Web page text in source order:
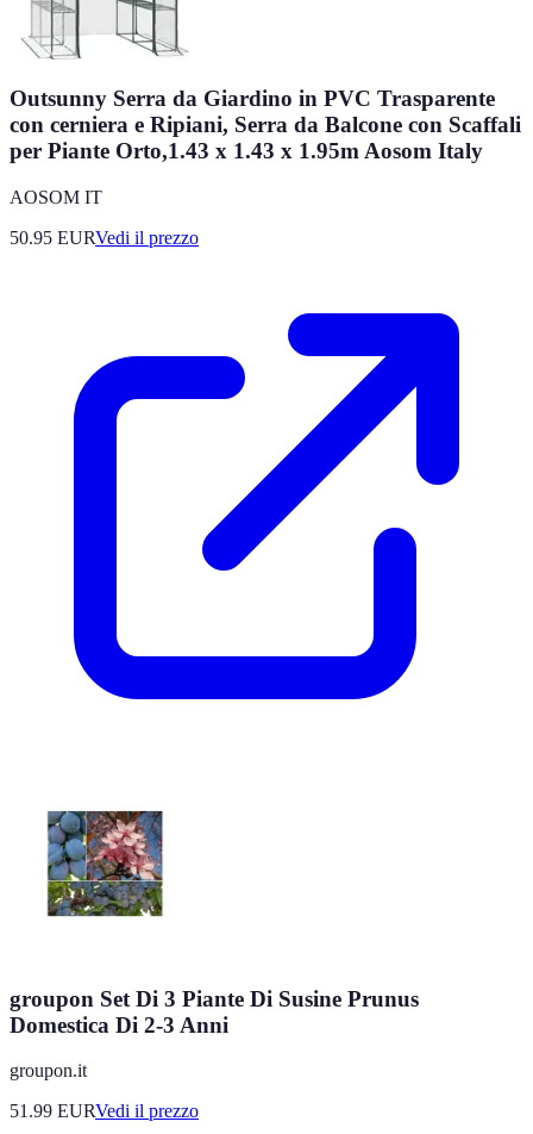
Outsunny Serra da Giardino in PVC Trasparente
con cerniera e Ripiani, Serra da Balcone con Scaffali
per Piante Orto,1.43 x 1.43 x 1.95m Aosom Italy
AOSOM IT
50.95 EURVedi il prezzo
groupon Set Di 3 Piante Di Susine Prunus
Domestica Di 2-3 Anni
groupon.it
51.99 EURVedi il prezzo